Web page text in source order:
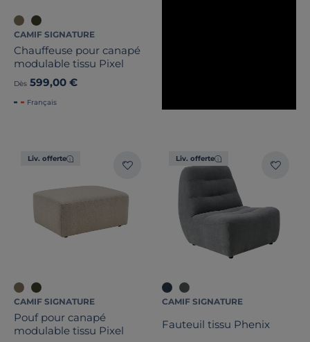
CAMIF SIGNATURE
Chauffeuse pour canapé
modulable tissu Pixel
Dès 599,00 €
Français
Liv. offerte
CAMIF SIGNATURE
Pouf pour canapé
modulable tissu Pixel
Liv. offerte
CAMIF SIGNATURE
Fauteuil tissu Phenix